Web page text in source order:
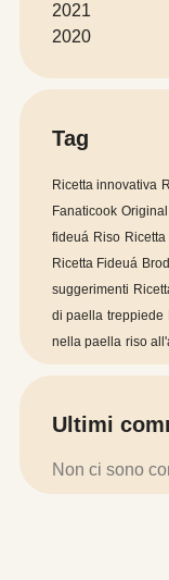
2021
2020
Tag
Ricetta innovativa
Fanaticook
fideuá Riso
Ricetta Fideuá
suggerimenti
di paella treppiede
nella paella riso
Ultimi
Non ci sono